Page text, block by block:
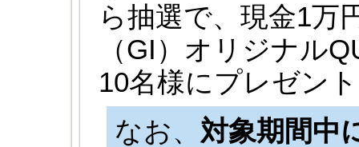
ら抽選で、現金1万
（GI）オリジナル
10名様にプレゼン
なお、 対象期間中